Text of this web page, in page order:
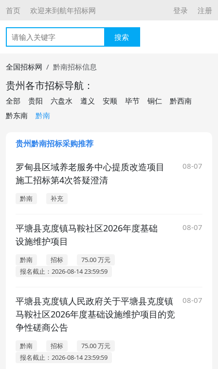
首页 欢迎来到航年招标网 登录 注册
搜索
全国招标网 黔南招标信息
贵州各市招标导航：
全部 贵阳 六盘水 遵义 安顺 毕节 铜仁
黔西南
黔东南
黔南
贵州黔南招标采购推荐
罗甸县区域养老服务中心提质改造项目
施工招标第4次答疑澄清
08-07
黔南 补充
平塘县克度镇马鞍社区2026年度基础
设施维护项目
08-07
黔南 招标
75.00 万元
报名截止：2026-08-14 23:59:59
平塘县克度镇人民政府关于平塘县克度镇
马鞍社区2026年度基础设施维护项目的竞
争性磋商公告
08-07
黔南 招标
75.00 万元
报名截止：2026-08-14 23:59:59